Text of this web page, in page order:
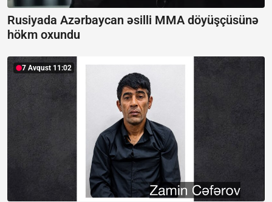
Rusiyada Azərbaycan əsilli MMA döyüşçüsünə
hökm oxundu
7 Avqust 11:02